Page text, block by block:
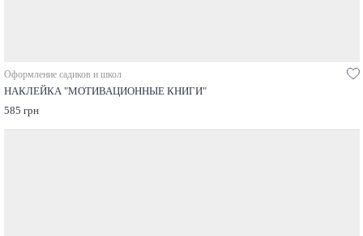
Оформление садиков и школ
НАКЛЕЙКА "МОТИВАЦИОННЫЕ КНИГИ"
585 грн